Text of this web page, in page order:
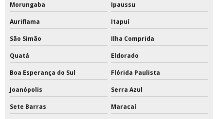
Morungaba Ipaussu
Auriflama Itapuí
São Simão Ilha Comprida
Quatá Eldorado
Boa Esperança do Sul Flórida Paulista
Joanópolis Serra Azul
Sete Barras Maracaí